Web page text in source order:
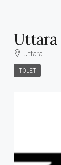
Uttara
Uttara
TOLET